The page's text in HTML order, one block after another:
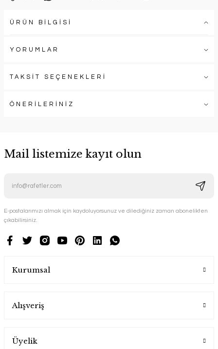
ÜRÜN BİLGİSİ
YORUMLAR
TAKSİT SEÇENEKLERİ
ÖNERİLERİNİZ
Mail listemize kayıt olun
E-postalarımızı almak için kaydoluyorsunuz ve dilediğiniz zaman abonelikten
çıkabilirsiniz.
Kurumsal
Alışveriş
Üyelik